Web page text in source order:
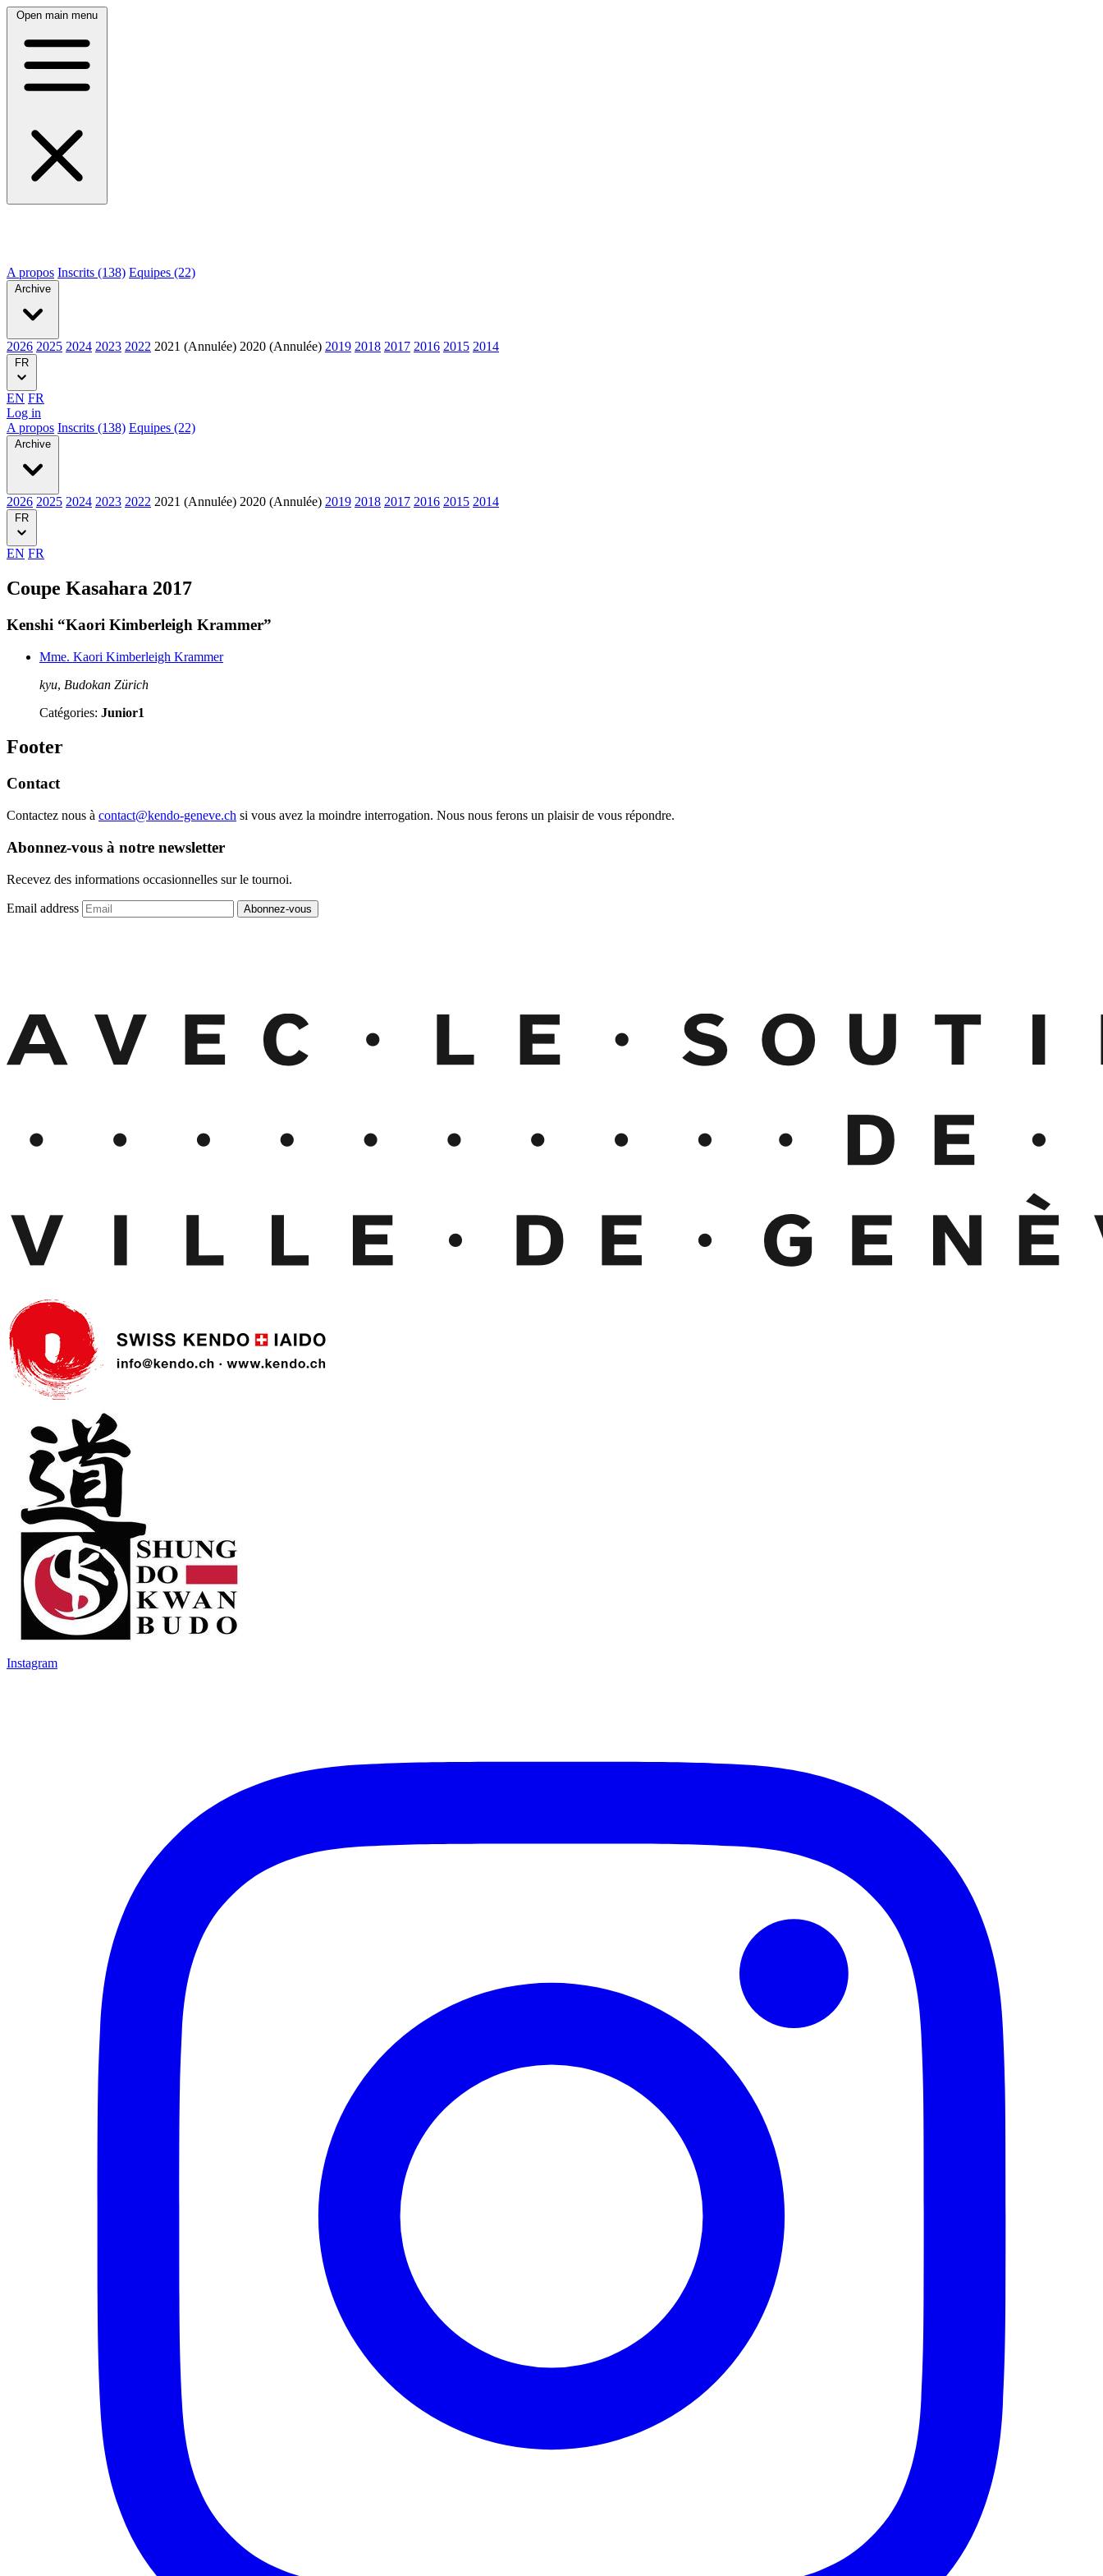
Open main menu
A propos Inscrits (138) Equipes (22)
Archive
2026 2025 2024 2023 2022 2021 (Annulée) 2020 (Annulée) 2019 2018 2017 2016 2015 2014
FR
EN FR
Log in
A propos Inscrits (138) Equipes (22)
Archive
2026 2025 2024 2023 2022 2021 (Annulée) 2020 (Annulée) 2019 2018 2017 2016 2015 2014
FR
EN FR
Coupe Kasahara 2017
Kenshi “Kaori Kimberleigh Krammer”
Mme. Kaori Kimberleigh Krammer
kyu, Budokan Zürich
Catégories: Junior1
Footer
Contact
Contactez nous à contact@kendo-geneve.ch si vous avez la moindre interrogation. Nous nous ferons un plaisir de vous répondre.
Abonnez-vous à notre newsletter
Recevez des informations occasionnelles sur le tournoi.
Email address Abonnez-vous
Instagram